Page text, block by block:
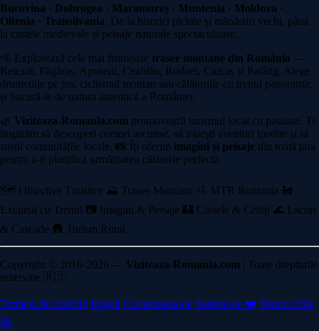
Bucovina · Dobrogea · Maramureș · Muntenia · Moldova ·
Oltenia · Transilvania. De la biserici pictate și mănăstiri vechi, până
la castele medievale și peisaje naturale spectaculoase.
🚵 Explorează cele mai frumoase trasee montane din România —
Retezat, Făgăraș, Apuseni, Ceahlău, Rodnei, Ciucaș și Parâng. Alege
drumețiile pe jos, ciclismul montan sau călătoriile cu trenul panoramic
și bucură-te de natura autentică a României.
🌿 Viziteaza-Romania.com promovează turismul local cu pasiune. Te
inspirăm să descoperi comori ascunse, să trăiești aventuri inedite și să
susții comunitățile locale. 📸 Îți oferim imagini și peisaje din toată țara
pentru a-ți planifica următoarea călătorie perfectă.
🗺️ Obiective Turistice ⛰️ Trasee Montane 🚵 MTB Romania 🚂
Excursii cu Trenul 📷 Imagini & Peisaje 🏰 Castele & Cetăți 🌊 Lacuri
& Cascade 🛖 Turism Rural
Copyright © 2016-2026 — Viziteaza-Romania.com | Toate drepturile
rezervate 🇷🇴
Termeni & Conditii Reguli Contacteaza-ne Sustine-ne ❤️ Sfaturi Utile
🆘